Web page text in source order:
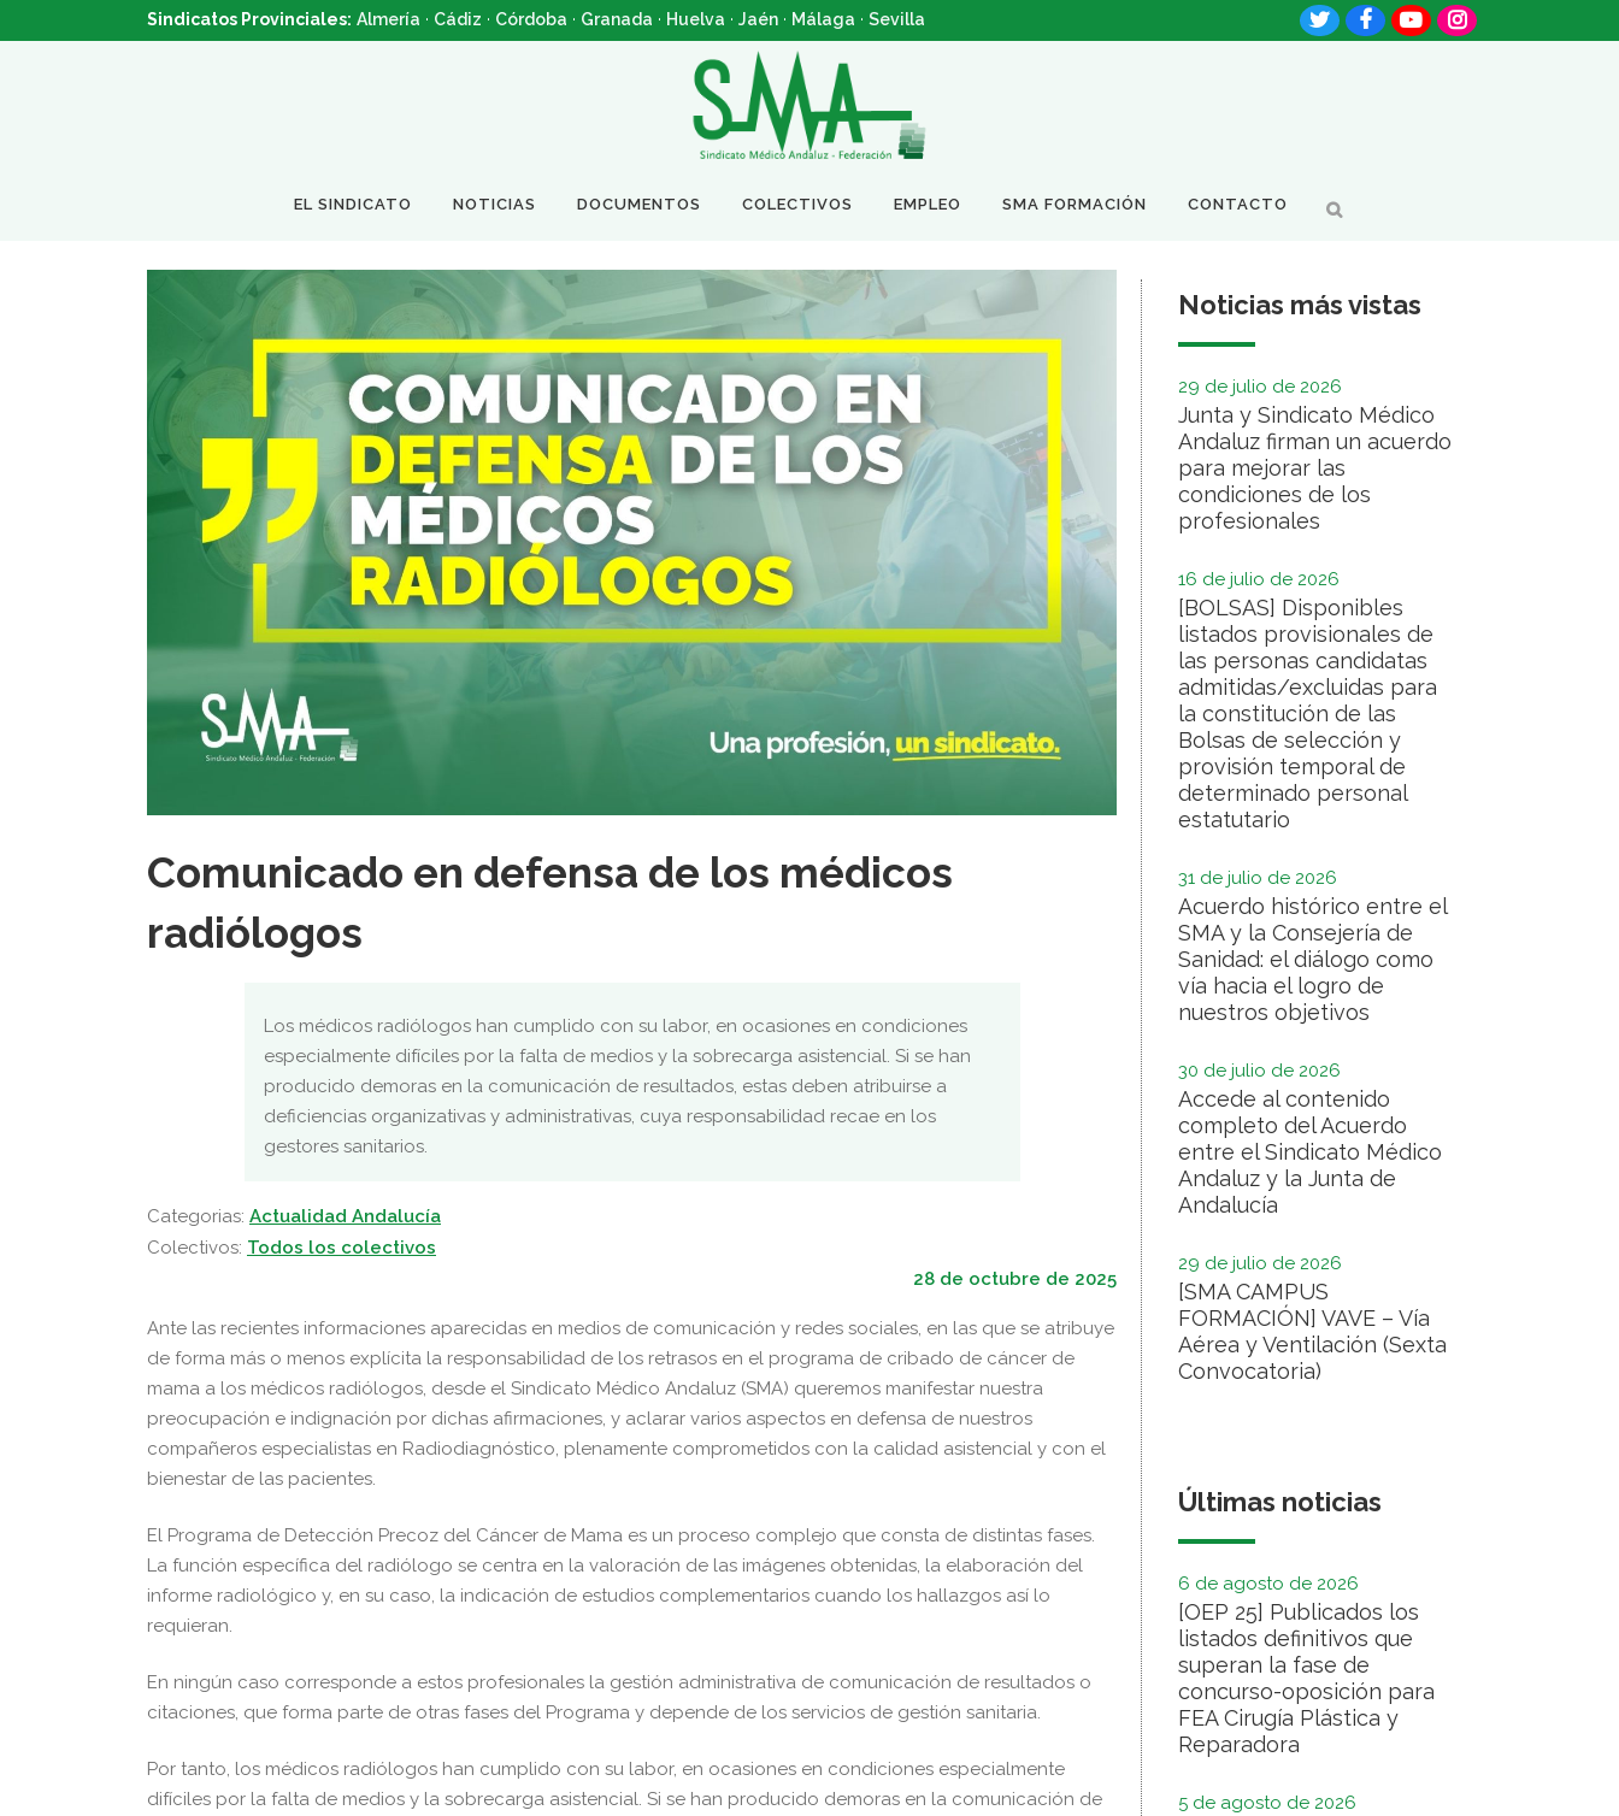
Sindicatos Provinciales: Almería · Cádiz · Córdoba · Granada · Huelva · Jaén · Málaga · Sevilla
EL SINDICATO NOTICIAS DOCUMENTOS COLECTIVOS EMPLEO SMA FORMACIÓN CONTACTO
Comunicado en defensa de los médicos
radiólogos
Los médicos radiólogos han cumplido con su labor, en ocasiones en condiciones
especialmente difíciles por la falta de medios y la sobrecarga asistencial. Si se han
producido demoras en la comunicación de resultados, estas deben atribuirse a
deficiencias organizativas y administrativas, cuya responsabilidad recae en los
gestores sanitarios.
Categorias: Actualidad Andalucía
Colectivos: Todos los colectivos
28 de octubre de 2025
Ante las recientes informaciones aparecidas en medios de comunicación y redes sociales, en las que se atribuye
de forma más o menos explícita la responsabilidad de los retrasos en el programa de cribado de cáncer de
mama a los médicos radiólogos, desde el Sindicato Médico Andaluz (SMA) queremos manifestar nuestra
preocupación e indignación por dichas afirmaciones, y aclarar varios aspectos en defensa de nuestros
compañeros especialistas en Radiodiagnóstico, plenamente comprometidos con la calidad asistencial y con el
bienestar de las pacientes.
El Programa de Detección Precoz del Cáncer de Mama es un proceso complejo que consta de distintas fases.
La función específica del radiólogo se centra en la valoración de las imágenes obtenidas, la elaboración del
informe radiológico y, en su caso, la indicación de estudios complementarios cuando los hallazgos así lo
requieran.
En ningún caso corresponde a estos profesionales la gestión administrativa de comunicación de resultados o
citaciones, que forma parte de otras fases del Programa y depende de los servicios de gestión sanitaria.
Por tanto, los médicos radiólogos han cumplido con su labor, en ocasiones en condiciones especialmente
difíciles por la falta de medios y la sobrecarga asistencial. Si se han producido demoras en la comunicación de
Noticias más vistas
29 de julio de 2026
Junta y Sindicato Médico
Andaluz firman un acuerdo
para mejorar las
condiciones de los
profesionales
16 de julio de 2026
[BOLSAS] Disponibles
listados provisionales de
las personas candidatas
admitidas/excluidas para
la constitución de las
Bolsas de selección y
provisión temporal de
determinado personal
estatutario
31 de julio de 2026
Acuerdo histórico entre el
SMA y la Consejería de
Sanidad: el diálogo como
vía hacia el logro de
nuestros objetivos
30 de julio de 2026
Accede al contenido
completo del Acuerdo
entre el Sindicato Médico
Andaluz y la Junta de
Andalucía
29 de julio de 2026
[SMA CAMPUS
FORMACIÓN] VAVE – Vía
Aérea y Ventilación (Sexta
Convocatoria)
Últimas noticias
6 de agosto de 2026
[OEP 25] Publicados los
listados definitivos que
superan la fase de
concurso-oposición para
FEA Cirugía Plástica y
Reparadora
5 de agosto de 2026